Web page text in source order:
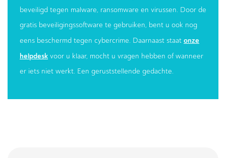
beveiligd tegen malware, ransomware en virussen. Door de
gratis beveiligingssoftware te gebruiken, bent u ook nog
eens beschermd tegen cybercrime. Daarnaast staat onze
helpdesk voor u klaar, mocht u vragen hebben of wanneer
er iets niet werkt. Een geruststellende gedachte.